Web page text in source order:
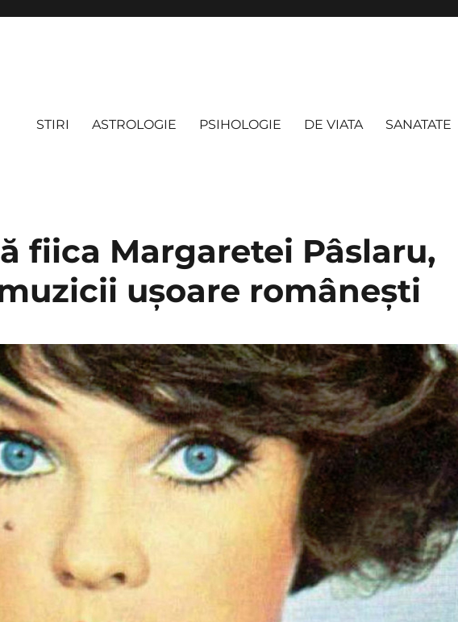
STIRI ASTROLOGIE PSIHOLOGIE DE VIATA SANATATE
fiica Margaretei Pâslaru,
ușoare românești